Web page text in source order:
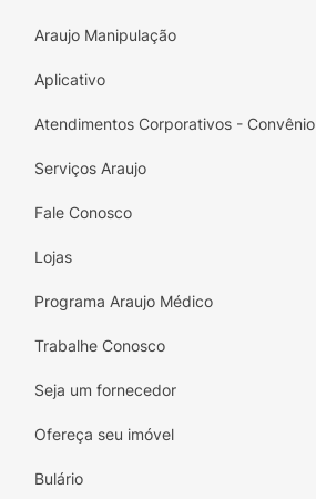
Araujo Manipulação
Aplicativo
Atendimentos Corporativos - Convênio
Serviços Araujo
Fale Conosco
Lojas
Programa Araujo Médico
Trabalhe Conosco
Seja um fornecedor
Ofereça seu imóvel
Bulário